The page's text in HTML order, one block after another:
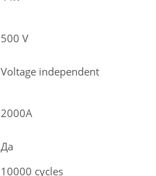
500 V
Voltage independent
2000A
Да
10000 cycles